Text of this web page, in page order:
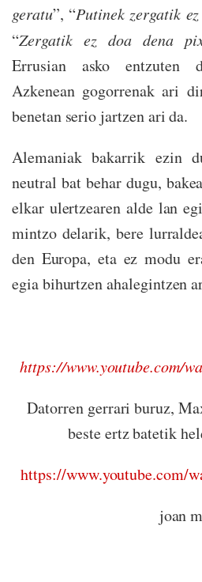
geratu”, “Putinek zergatik
“Zergatik ez doa dena
Errusian asko entzuten
Azkenean gogorrenak ari
benetan serio jartzen ari da.
Alemaniak bakarrik ezin
neutral bat behar dugu,
elkar ulertzearen alde lan
mintzo delarik, bere
den Europa, eta ez modu
egia bihurtzen ahalegintzen
https://www.youtube.com/
Datorren gerrari buruz,
beste ertz batetik
https://www.youtube.com/
joan